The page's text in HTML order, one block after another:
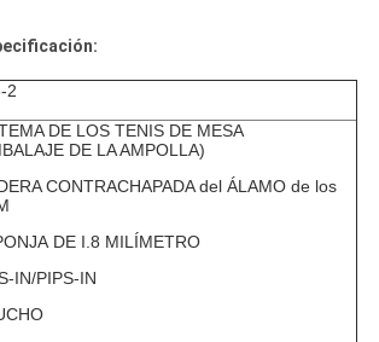
2
DE LOS TENIS DE MESA
DE LA AMPOLLA)
CONTRACHAPADA del ÁLAMO de los
DE I.8 MILÍMETRO
IN/PIPS-IN